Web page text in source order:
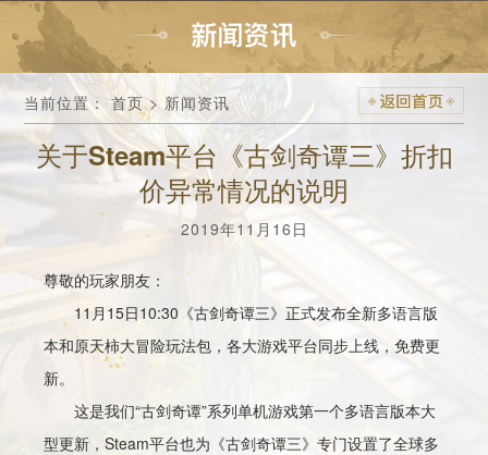
关于Steam平台《古剑奇谭三》折扣
价异常情况的说明
2019年11月16日
当前位置：首页> 新闻资讯
尊敬的玩家朋友：
11月15日10:30《古剑奇谭三》正式发布全新多语言版
本和原天柿大冒险玩法包，各大游戏平台同步上线，免费更
新。
这是我们“古剑奇谭”系列单机游戏第一个多语言版本大
型更新，Steam平台也为《古剑奇谭三》专门设置了全球多